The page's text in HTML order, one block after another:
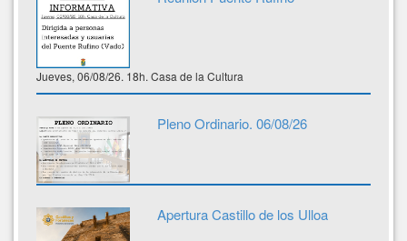
Jueves, 06/08/26. 18h. Casa de la Cultura
Pleno Ordinario. 06/08/26
Apertura Castillo de los Ulloa